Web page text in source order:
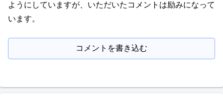
ようにしていますが、いただいたコメントは励みになって
います。
コメントを書き込む